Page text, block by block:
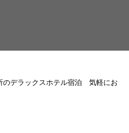
デラックスホテル宿泊 気軽にお